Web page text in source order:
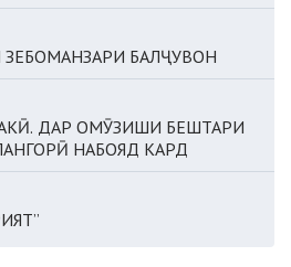
БАЛҶУВОН
ДАР ОМӮЗИШИ БЕШТАРИ
НАБОЯД КАРД